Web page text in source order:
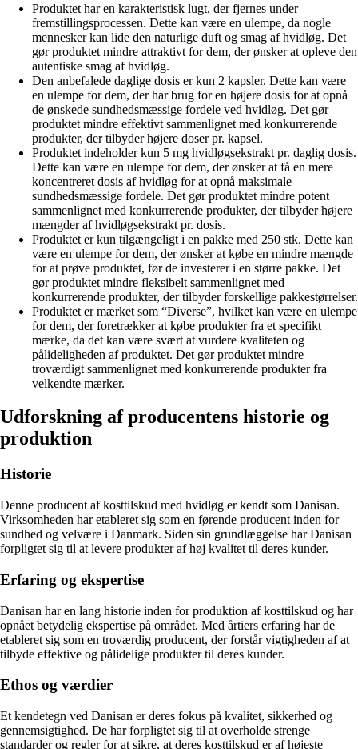
Produktet har en karakteristisk lugt, der fjernes under
fremstillingsprocessen. Dette kan være en ulempe, da nogle
mennesker kan lide den naturlige duft og smag af hvidløg. Det
gør produktet mindre attraktivt for dem, der ønsker at opleve den
autentiske smag af hvidløg.
Den anbefalede daglige dosis er kun 2 kapsler. Dette kan være
en ulempe for dem, der har brug for en højere dosis for at opnå
de ønskede sundhedsmæssige fordele ved hvidløg. Det gør
produktet mindre effektivt sammenlignet med konkurrerende
produkter, der tilbyder højere doser pr. kapsel.
Produktet indeholder kun 5 mg hvidløgsekstrakt pr. daglig dosis.
Dette kan være en ulempe for dem, der ønsker at få en mere
koncentreret dosis af hvidløg for at opnå maksimale
sundhedsmæssige fordele. Det gør produktet mindre potent
sammenlignet med konkurrerende produkter, der tilbyder højere
mængder af hvidløgsekstrakt pr. dosis.
Produktet er kun tilgængeligt i en pakke med 250 stk. Dette kan
være en ulempe for dem, der ønsker at købe en mindre mængde
for at prøve produktet, før de investerer i en større pakke. Det
gør produktet mindre fleksibelt sammenlignet med
konkurrerende produkter, der tilbyder forskellige pakkestørrelser.
Produktet er mærket som “Diverse”, hvilket kan være en ulempe
for dem, der foretrækker at købe produkter fra et specifikt
mærke, da det kan være svært at vurdere kvaliteten og
pålideligheden af produktet. Det gør produktet mindre
troværdigt sammenlignet med konkurrerende produkter fra
velkendte mærker.
Udforskning af producentens historie og
produktion
Historie
Denne producent af kosttilskud med hvidløg er kendt som Danisan.
Virksomheden har etableret sig som en førende producent inden for
sundhed og velvære i Danmark. Siden sin grundlæggelse har Danisan
forpligtet sig til at levere produkter af høj kvalitet til deres kunder.
Erfaring og ekspertise
Danisan har en lang historie inden for produktion af kosttilskud og har
opnået betydelig ekspertise på området. Med årtiers erfaring har de
etableret sig som en troværdig producent, der forstår vigtigheden af ​​at
tilbyde effektive og pålidelige produkter til deres kunder.
Ethos og værdier
Et kendetegn ved Danisan er deres fokus på kvalitet, sikkerhed og
gennemsigtighed. De har forpligtet sig til at overholde strenge
standarder og regler for at sikre, at deres kosttilskud er af højeste